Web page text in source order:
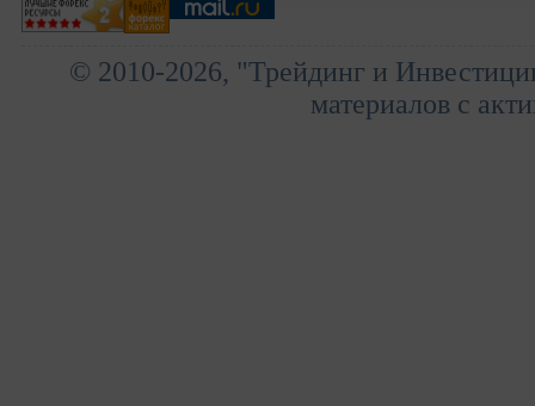
© 2010-2026, "Трейдинг и
материалов с